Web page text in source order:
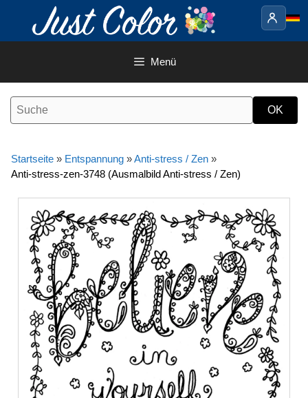
Inhalt
Menü
Startseite » Entspannung »Anti-stress / Zen »
Anti-stress-zen-3748 (Ausmalbild Anti-stress / Zen)